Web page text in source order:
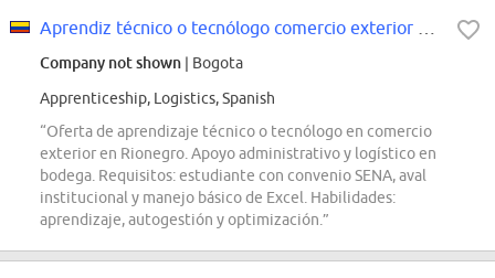
Company not shown | Bogota
Apprenticeship, Logistics, Spanish
“Oferta de aprendizaje técnico o tecnólogo en comercio
exterior en Rionegro. Apoyo administrativo y logístico en
bodega. Requisitos: estudiante con convenio SENA, aval
institucional y manejo básico de Excel. Habilidades:
aprendizaje, autogestión y optimización.”